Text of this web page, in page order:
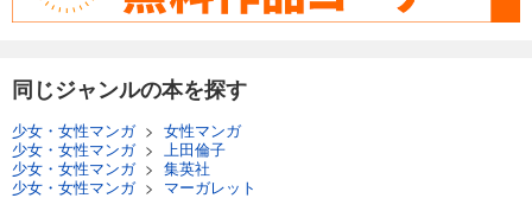
同じジャンルの本を探す
少女・女性マンガ> 女性マンガ
少女・女性マンガ> 上田倫子
少女・女性マンガ> 集英社
少女・女性マンガ> マーガレット